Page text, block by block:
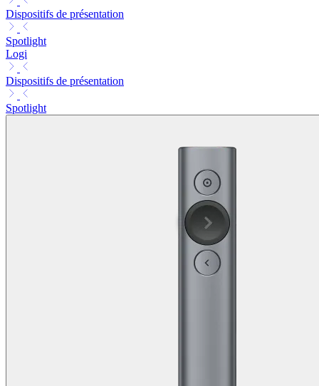
Dispositifs de présentation
Spotlight
Logi
Dispositifs de présentation
Spotlight